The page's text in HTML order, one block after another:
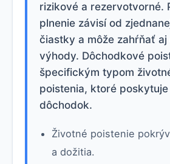
rizikové a rezervotvorné.
plnenie závisí od
čiastky a môže zahŕňať aj
výhody. Dôchodkové
špecifickým typom
poistenia, ktoré
dôchodok.
Životné poistenie
a dožitia.